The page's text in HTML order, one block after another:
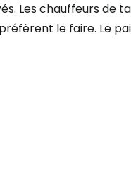
Les chauffeurs de
le faire. Le
avec Facebook